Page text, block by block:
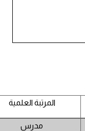
المرتبة العلمية
مدرس